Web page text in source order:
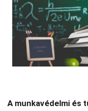
A munkavédelmi és